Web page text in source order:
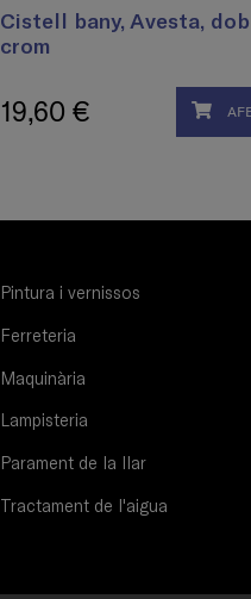
Cistell bany, Avesta,
crom
19,60 €
Pintura i vernissos
Ferreteria
Maquinària
Lampisteria
Parament de la llar
Tractament de l'aigua